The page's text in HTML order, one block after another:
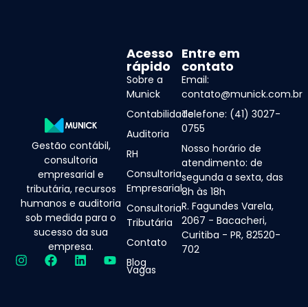
Gestão contábil,
consultoria
empresarial e
tributária, recursos
humanos e auditoria
sob medida para o
sucesso da sua
empresa.
Acesso
rápido
Sobre a
Munick
Contabilidade
Auditoria
RH
Consultoria
Empresarial
Consultoria
Tributária
Contato
Blog
Vagas
Entre em
contato
Email:
contato@munick.com.br
Telefone: (41) 3027-
0755
Nosso horário de
atendimento: de
segunda a sexta, das
8h às 18h
R. Fagundes Varela,
2067 - Bacacheri,
Curitiba - PR, 82520-
702